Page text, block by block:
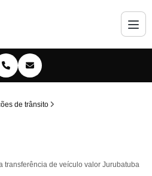
de trânsito
transferência de veículo valor Jurubatuba